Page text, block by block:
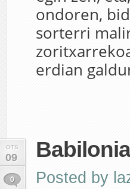
ondoren,
sorterri
erdian
OTS
09
0
Babilonia
Posted by